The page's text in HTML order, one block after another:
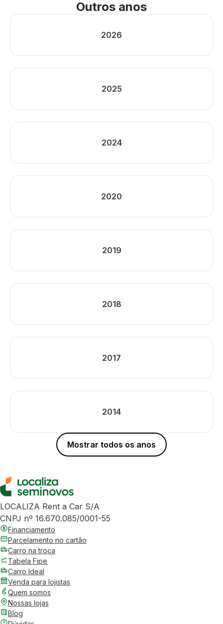
Outros anos
2026
2025
2024
2020
2019
2018
2017
2014
Mostrar todos os anos
LOCALIZA Rent a Car S/A
CNPJ nº 16.670.085/0001-55
Financiamento
Parcelamento no cartão
Carro na troca
Tabela Fipe
Carro Ideal
Venda para lojistas
Quem somos
Nossas lojas
Blog